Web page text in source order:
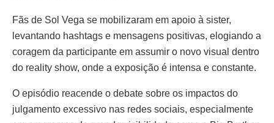
Fãs de Sol Vega se mobilizaram em apoio à sister,
levantando hashtags e mensagens positivas, elogiando a
coragem da participante em assumir o novo visual dentro
do reality show, onde a exposição é intensa e constante.
O episódio reacende o debate sobre os impactos do
julgamento excessivo nas redes sociais, especialmente